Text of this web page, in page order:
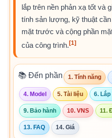
lắp trên nền phản xạ tốt và
tính sản lượng, kỹ thuật
mặt trước và cộng phần
của công trình. [1]
📚 Đến phần 1. Tính năng
4. Model 5. Tài liệu 6. Lắp
9. Bảo hành 10. VNS 11.
13. FAQ 14. Giá